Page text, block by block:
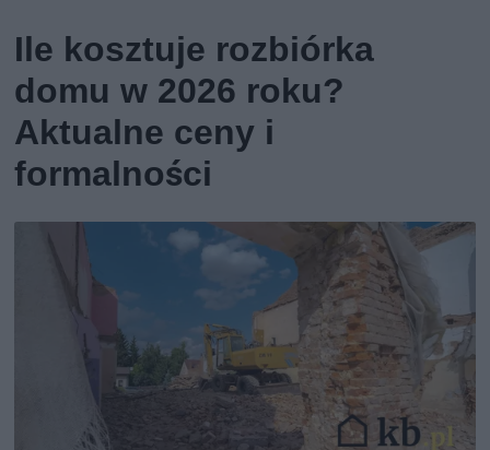
Ile kosztuje rozbiórka
domu w 2026 roku?
Aktualne ceny i
formalności